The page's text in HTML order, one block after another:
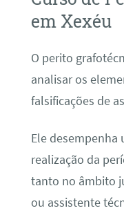
em Xexéu
O perito
analisar os
falsificações de
Ele
realização da
tanto no âmbito
ou assistente